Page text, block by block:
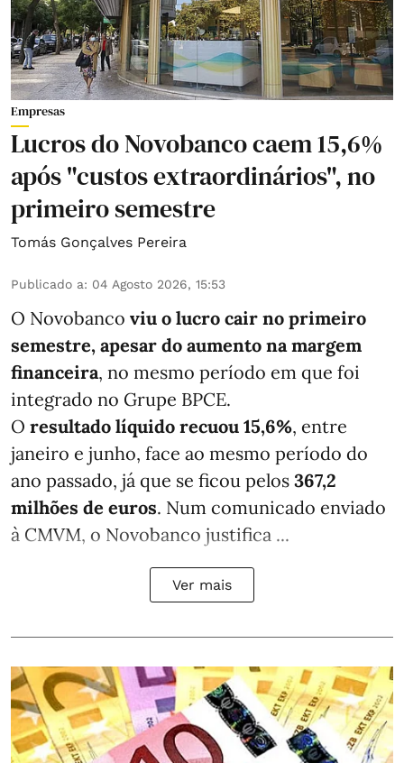
Empresas
Lucros do Novobanco caem 15,6%
após "custos extraordinários", no
primeiro semestre
Tomás Gonçalves Pereira
Publicado a: 04 Agosto 2026, 15:53
O Novobanco viu o lucro cair no primeiro
semestre, apesar do aumento na margem
financeira, no mesmo período em que foi
integrado no Grupe BPCE.
O resultado líquido recuou 15,6%, entre
janeiro e junho, face ao mesmo período do
ano passado, já que se ficou pelos 367,2
milhões de euros. Num comunicado enviado
à CMVM, o Novobanco justifica ...
Ver mais